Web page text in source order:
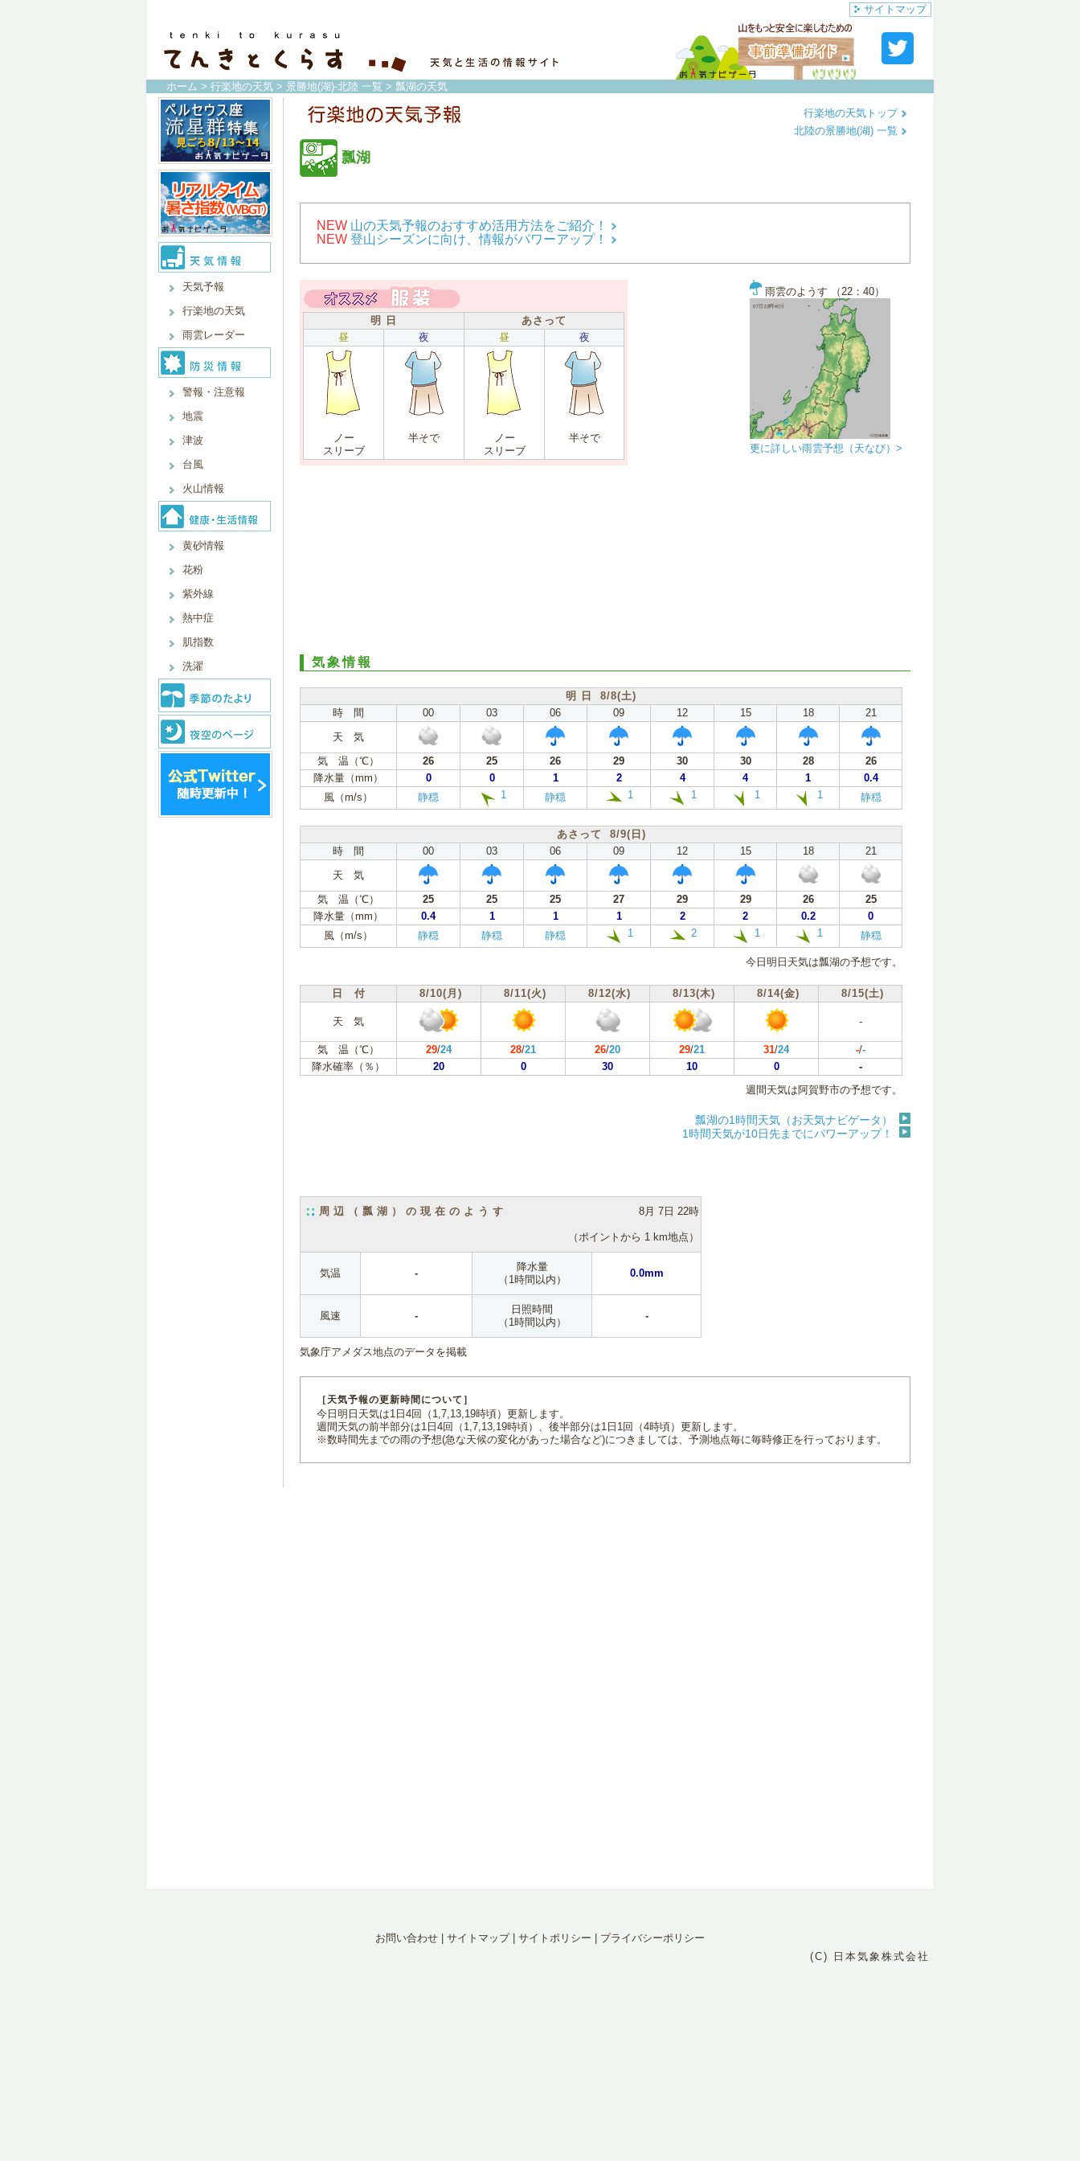
サイトマップ
ホーム > 行楽地の天気 > 景勝地(湖)-北陸 一覧 > 瓢湖の天気
天気予報
行楽地の天気
雨雲レーダー
警報・注意報
地震
津波
台風
火山情報
黄砂情報
花粉
紫外線
熱中症
肌指数
洗濯
瓢湖
行楽地の天気トップ
北陸の景勝地(湖) 一覧
NEW 山の天気予報のおすすめ活用方法をご紹介！
NEW 登山シーズンに向け、情報がパワーアップ！
明 日
あさって
昼
夜 昼 夜
ノー
スリーブ
半そで
ノー
スリーブ
半そで
雨雲のようす （22：40）
更に詳しい雨雲予想（天なび）>
気象情報
明 日 8/8(土)
時 間
00 03 06 09 12 15 18
21
天 気
気 温（℃）
26 25 26 29 30 30 28
26
降水量（mm）
0 0 1 2 4 4 1
0.4
風（m/s）
静穏 1 静穏 1 1 1 1 静穏
あさって 8/9(日)
時 間
00 03 06 09 12 15 18
21
天 気
気 温（℃）
25 25 25 27 29 29 26
25
降水量（mm）
0.4 1 1 1 2 2 0.2
0
風（m/s）
静穏 静穏 静穏 1 2 1 1 静穏
今日明日天気は瓢湖の予想です。
日 付 8/10(月) 8/11(火) 8/12(水) 8/13(木) 8/14(金) 8/15(土)
天 気 -
気 温（℃） 29/24 28/21 26/20 29/21 31/24 -/-
降水確率（％）
20 0 30 10 0
-
週間天気は阿賀野市の予想です。
瓢湖の1時間天気（お天気ナビゲータ）
1時間天気が10日先までにパワーアップ！
周辺（瓢湖）の現在のようす 8月 7日 22時
（ポイントから 1 km地点）
気温 -
降水量
（1時間以内）
0.0mm
風速 -
日照時間
（1時間以内）
-
気象庁アメダス地点のデータを掲載
［天気予報の更新時間について］
今日明日天気は1日4回（1,7,13,19時頃）更新します。
週間天気の前半部分は1日4回（1,7,13,19時頃）、後半部分は1日1回（4時頃）更新します。
※数時間先までの雨の予想(急な天候の変化があった場合など)につきましては、予測地点毎に毎時修正を行っております。
お問い合わせ サイトマップ| サイトポリシー
プライバシーポリシー
(C) 日本気象株式会社